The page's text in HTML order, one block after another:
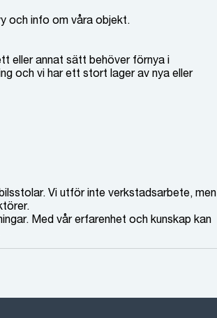
och info om våra objekt.
eller annat sätt behöver förnya i
och vi har ett stort lager av nya eller
Vi utför inte verkstadsarbete, men
Med vår erfarenhet och kunskap kan